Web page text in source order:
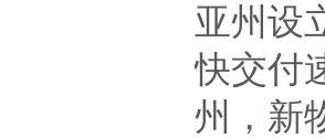
亚州设
快交付
州，新